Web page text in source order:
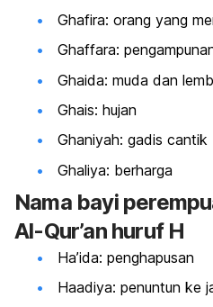
Ghafira: orang yang
Ghaffara:
Ghaida: muda dan
Ghais: hujan
Ghaniyah: gadis cantik
Ghaliya: berharga
Nama bayi
Al-Qur’an huruf H
Ha’ida: penghapusan
Haadiya: penuntun ke